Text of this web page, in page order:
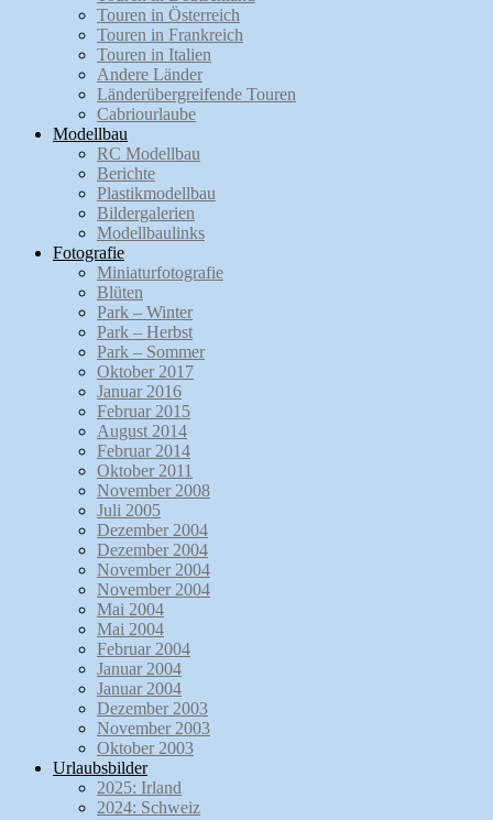
Touren in Österreich
Touren in Frankreich
Touren in Italien
Andere Länder
Länderübergreifende Touren
Cabriourlaube
Modellbau
RC Modellbau
Berichte
Plastikmodellbau
Bildergalerien
Modellbaulinks
Fotografie
Miniaturfotografie
Blüten
Park – Winter
Park – Herbst
Park – Sommer
Oktober 2017
Januar 2016
Februar 2015
August 2014
Februar 2014
Oktober 2011
November 2008
Juli 2005
Dezember 2004
Dezember 2004
November 2004
November 2004
Mai 2004
Mai 2004
Februar 2004
Januar 2004
Januar 2004
Dezember 2003
November 2003
Oktober 2003
Urlaubsbilder
2025: Irland
2024: Schweiz